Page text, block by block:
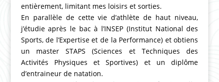
entièrement, limitant mes loisirs et sorties.
En parallèle de cette vie d’athlète de haut niveau,
j’étudie après le bac à l’INSEP (Institut National des
Sports, de l’Expertise et de la Performance) et obtiens
un master STAPS (Sciences et Techniques des
Activités Physiques et Sportives) et un diplôme
d’entraineur de natation.